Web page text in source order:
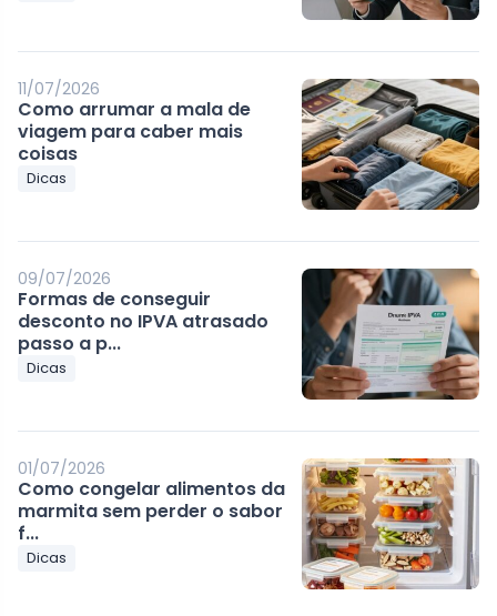
11/07/2026
Como arrumar a mala de
viagem para caber mais
coisas
Dicas
09/07/2026
Formas de conseguir
desconto no IPVA atrasado
passo a p...
Dicas
01/07/2026
Como congelar alimentos da
marmita sem perder o sabor
f...
Dicas